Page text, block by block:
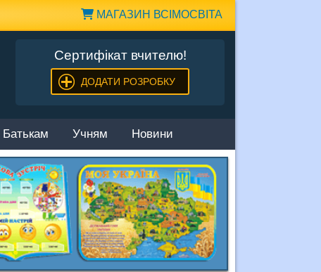
МАГАЗИН ВСІМОСВІТА
Сертифікат вчителю!
ДОДАТИ РОЗРОБКУ
Батькам Учням Новини